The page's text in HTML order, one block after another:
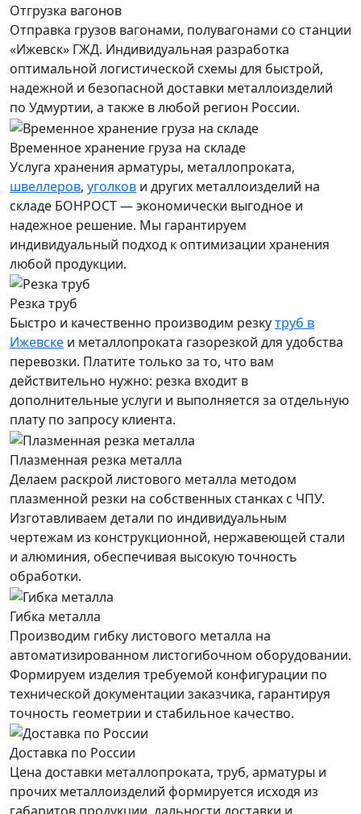
Отгрузка вагонов
Отправка грузов вагонами, полувагонами со станции
«Ижевск» ГЖД. Индивидуальная разработка
оптимальной логистической схемы для быстрой,
надежной и безопасной доставки металлоизделий
по Удмуртии, а также в любой регион России.
Временное хранение груза на складе
Услуга хранения арматуры, металлопроката,
швеллеров, уголков и других металлоизделий на
складе БОНРОСТ — экономически выгодное и
надежное решение. Мы гарантируем
индивидуальный подход к оптимизации хранения
любой продукции.
Резка труб
Быстро и качественно производим резкутруб в
Ижевске и металлопроката газорезкой для удобства
перевозки. Платите только за то, что вам
действительно нужно: резка входит в
дополнительные услуги и выполняется за отдельную
плату по запросу клиента.
Плазменная резка металла
Делаем раскрой листового металла методом
плазменной резки на собственных станках с ЧПУ.
Изготавливаем детали по индивидуальным
чертежам из конструкционной, нержавеющей стали
и алюминия, обеспечивая высокую точность
обработки.
Гибка металла
Производим гибку листового металла на
автоматизированном листогибочном оборудовании.
Формируем изделия требуемой конфигурации по
технической документации заказчика, гарантируя
точность геометрии и стабильное качество.
Доставка по России
Цена доставки металлопроката, труб, арматуры и
прочих металлоизделий формируется исходя из